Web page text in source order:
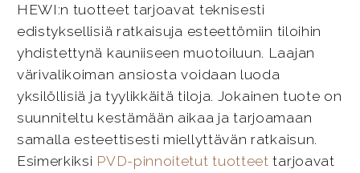
HEWI:n tuotteet tarjoavat teknisesti
edistyksellisiä ratkaisuja esteettömiin tiloihin
yhdistettynä kauniiseen muotoiluun. Laajan
värivalikoiman ansiosta voidaan luoda
yksilöllisiä ja tyylikkäitä tiloja. Jokainen tuote on
suunniteltu kestämään aikaa ja tarjoamaan
samalla esteettisesti miellyttävän ratkaisun.
Esimerkiksi PVD-pinnoitetut tuotteet tarjoavat